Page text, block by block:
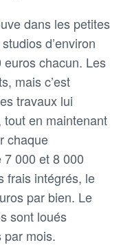
dans les petites
d’environ
euros chacun. Les
mais c’est
travaux lui
en maintenant
chaque
000 et 8 000
frais intégrés, le
par bien. Le
sont loués
par mois.